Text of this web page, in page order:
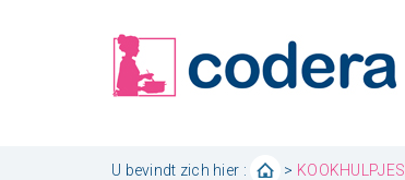
U bevindt zich hier : > KOOKHULPJES